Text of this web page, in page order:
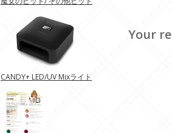
Your
CANDY+ LED/UV Mixライト